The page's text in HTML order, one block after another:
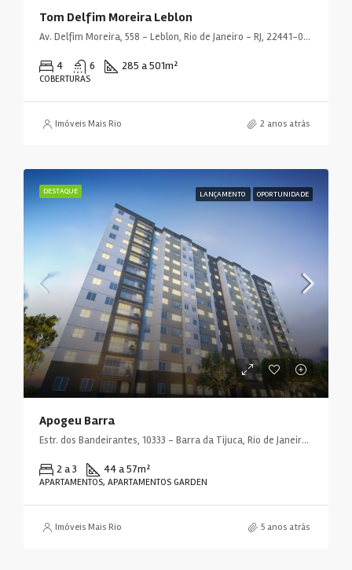
Tom Delfim Moreira Leblon
Av. Delfim Moreira, 558 - Leblon, Rio de Janeiro - RJ, 22441-000, Brasil
4 6 285 a 501m²
COBERTURAS
Imóveis Mais Rio 2 anos atrás
DESTAQUE LANÇAMENTO OPORTUNIDADE
Apogeu Barra
Estr. dos Bandeirantes, 10333 - Barra da Tijuca, Rio de Janeiro - RJ, 22783-115, Brasil
2 a 3 44 a 57m²
APARTAMENTOS, APARTAMENTOS GARDEN
Imóveis Mais Rio 5 anos atrás